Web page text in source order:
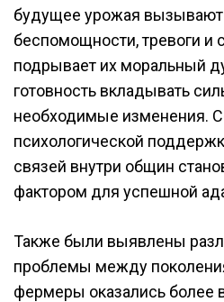
будущее урожая
беспомощности, тревоги и
подрывает их моральный
готовность вкладывать
необходимые изменения.
психологической
связей внутри общин
фактором для успешной
Также были выявлены
проблемы между
фермеры оказались более